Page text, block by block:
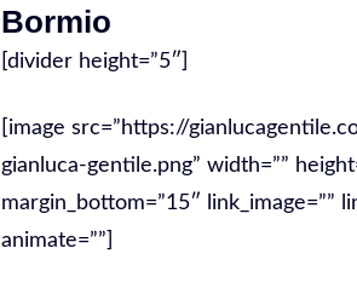
Bormio
[divider height=”5″]
[image src=”https://
gianluca-gentile.png” width=””
margin_bottom=”15″ link_image=””
animate=””]